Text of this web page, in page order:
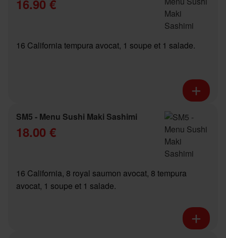
16.90 €
16 California tempura avocat, 1 soupe et 1 salade.
SM5 - Menu Sushi Maki Sashimi
18.00 €
16 California, 8 royal saumon avocat, 8 tempura
avocat, 1 soupe et 1 salade.